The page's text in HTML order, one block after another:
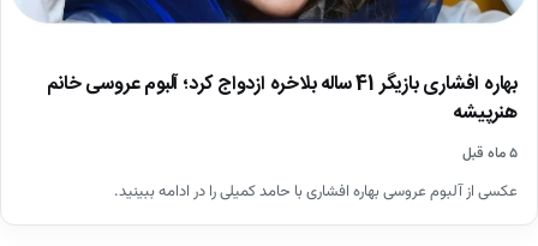
بهاره افشاری بازیگر 41 ساله بلاخره ازدواج کرد؛ آلبوم عروسی خانم
هنرپیشه
۵ ماه قبل
عکسی از آلبوم عروسی بهاره افشاری با حامد کمیلی را در ادامه ببینید.